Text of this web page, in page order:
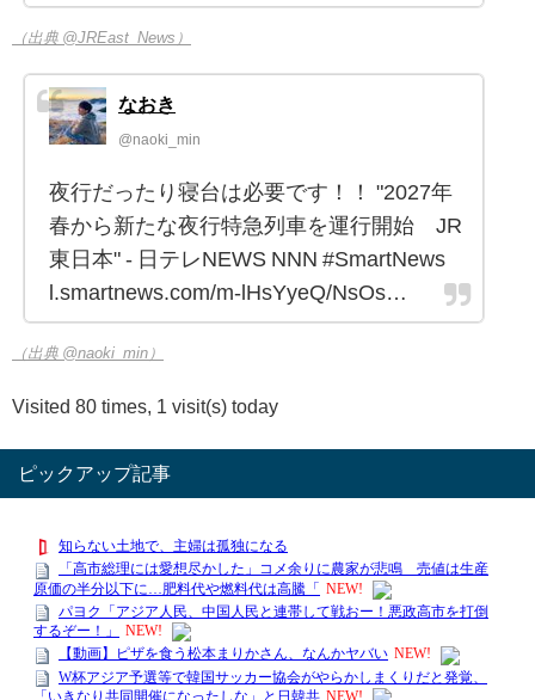
（出典 @JREast_News）
なおき
@naoki_min
夜行だったり寝台は必要です！！ "2027年
春から新たな夜行特急列車を運行開始 JR
東日本" - 日テレNEWS NNN #SmartNews
l.smartnews.com/m-lHsYyeQ/NsOs…
（出典 @naoki_min）
Visited 80 times, 1 visit(s) today
ピックアップ記事